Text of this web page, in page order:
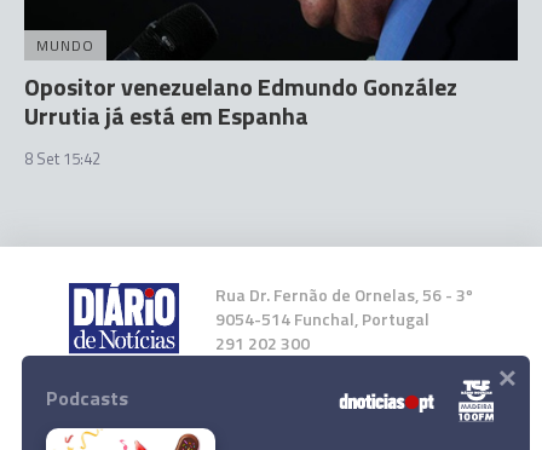
MUNDO
Opositor venezuelano Edmundo González
Urrutia já está em Espanha
8 Set 15:42
Rua Dr. Fernão de Ornelas, 56 - 3º
9054-514 Funchal, Portugal
291 202 300
Instale a nossa App
Podcasts ×